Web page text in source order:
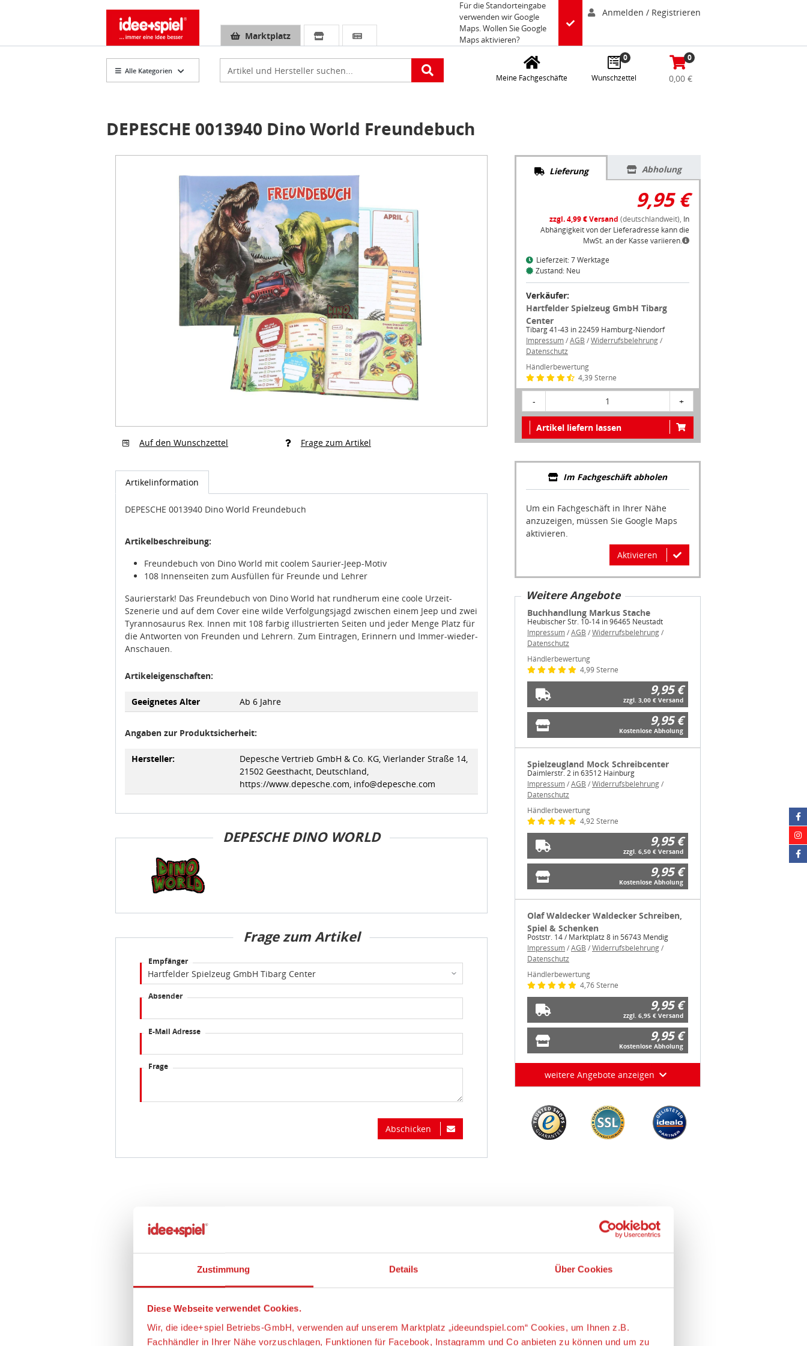
Zustimmung Details Über Cookies
Diese Webseite verwendet Cookies.
Wir, die idee+spiel Betriebs-GmbH, verwenden auf unserem Marktplatz „ideeundspiel.com“ Cookies, um Ihnen z.B.
Fachhändler in Ihrer Nähe vorzuschlagen, Funktionen für Facebook, Instagramm und Co anbieten zu können und um zu
Marktplatz
Für die Standorteingabe
verwenden wir Google
Maps. Wollen Sie Google
Maps aktivieren?
Anmelden / Registrieren
Alle Kategorien
Meine Fachgeschäfte
0
Wunschzettel
0
0,00 €
DEPESCHE 0013940 Dino World Freundebuch
Auf den Wunschzettel Frage zum Artikel
Artikelinformation
DEPESCHE 0013940 Dino World Freundebuch
Artikelbeschreibung:
Freundebuch von Dino World mit coolem Saurier-Jeep-Motiv
108 Innenseiten zum Ausfüllen für Freunde und Lehrer
Saurierstark! Das Freundebuch von Dino World hat rundherum eine coole Urzeit-
Szenerie und auf dem Cover eine wilde Verfolgungsjagd zwischen einem Jeep und zwei
Tyrannosaurus Rex. Innen mit 108 farbig illustrierten Seiten und jeder Menge Platz für
die Antworten von Freunden und Lehrern. Zum Eintragen, Erinnern und Immer-wieder-
Anschauen.
Artikeleigenschaften:
Geeignetes Alter Ab 6 Jahre
Angaben zur Produktsicherheit:
Hersteller:
Depesche Vertrieb GmbH & Co. KG, Vierlander Straße 14,
21502 Geesthacht, Deutschland,
https://www.depesche.com, info@depesche.com
DEPESCHE DINO WORLD
Frage zum Artikel
Empfänger
Absender
E-Mail Adresse
Frage
Abschicken
Lieferung Abholung
9,95 €
zzgl. 4,99 € Versand (deutschlandweit), In
Abhängigkeit von der Lieferadresse kann die
MwSt. an der Kasse variieren.
Lieferzeit: 7 Werktage
Zustand: Neu
Verkäufer:
Hartfelder Spielzeug GmbH Tibarg
Center
Tibarg 41-43 in 22459 Hamburg-Niendorf
Impressum/AGB /Widerrufsbelehrung/
Datenschutz
Händlerbewertung
4,39 Sterne
- 1 +
Artikel liefern lassen
Im Fachgeschäft abholen
Um ein Fachgeschäft in Ihrer Nähe
anzuzeigen, müssen Sie Google Maps
aktivieren.
Aktivieren
Weitere Angebote
Buchhandlung Markus Stache
Heubischer Str. 10-14 in 96465 Neustadt
Impressum/AGB /Widerrufsbelehrung/
Datenschutz
Händlerbewertung
4,99 Sterne
9,95 €
zzgl. 3,00 € Versand
9,95 €
Kostenlose Abholung
Spielzeugland Mock Schreibcenter
Daimlerstr. 2 in 63512 Hainburg
Impressum/AGB /Widerrufsbelehrung/
Datenschutz
Händlerbewertung
4,92 Sterne
9,95 €
zzgl. 6,50 € Versand
9,95 €
Kostenlose Abholung
Olaf Waldecker Waldecker Schreiben,
Spiel & Schenken
Poststr. 14 / Marktplatz 8 in 56743 Mendig
Impressum/AGB /Widerrufsbelehrung/
Datenschutz
Händlerbewertung
4,76 Sterne
9,95 €
zzgl. 6,95 € Versand
9,95 €
Kostenlose Abholung
weitere Angebote anzeigen